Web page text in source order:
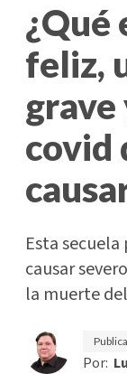
¿Qué
feliz,
grave
covid
Esta
causar
la muerte
Por: